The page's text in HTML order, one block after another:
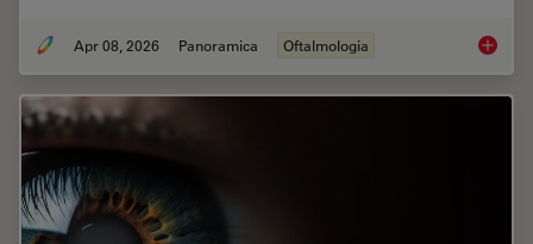
Apr 08, 2026 Panoramica Oftalmologia 4 Key